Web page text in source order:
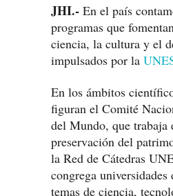
JHI.- En el país
programas que
ciencia, la cultura y el
impulsados por la
En los ámbitos
figuran el Comité
del Mundo, que trabaja
preservación del
la Red de Cátedras
congrega
temas de ciencia,